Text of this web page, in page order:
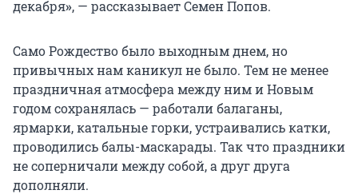
декабря», — рассказывает Семен Попов.
Само Рождество было выходным днем, но
привычных нам каникул не было. Тем не менее
праздничная атмосфера между ним и Новым
годом сохранялась — работали балаганы,
ярмарки, катальные горки, устраивались катки,
проводились балы-маскарады. Так что праздники
не соперничали между собой, а друг друга
дополняли.